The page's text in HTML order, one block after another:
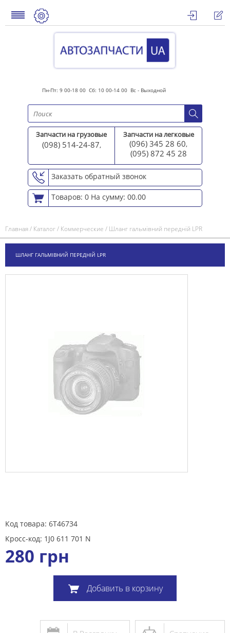
Пн-Пт: 9 00-18 00 Сб: 10 00-14 00 Вс - Выходной
Запчасти на грузовые
(098) 514-24-87,
Запчасти на легковые
(096) 345 28 60,
(095) 872 45 28
Заказать обратный звонок
Товаров: 0 На сумму: 00.00
Главная/ Каталог/ Коммерческие / Шланг гальмівний передній LPR
ШЛАНГ ГАЛЬМІВНИЙ ПЕРЕДНІЙ LPR
Код товара: 6T46734
Кросс-код: 1J0 611 701 N
280 грн
Добавить в корзину